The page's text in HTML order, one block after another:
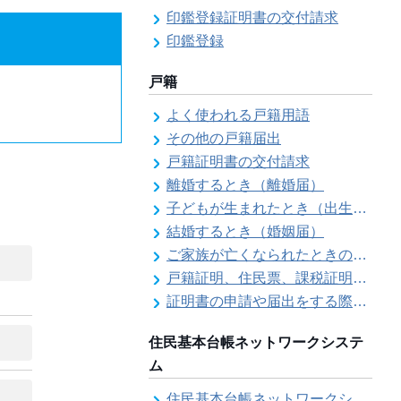
印鑑登録証明書の交付請求
印鑑登録
戸籍
よく使われる戸籍用語
その他の戸籍届出
戸籍証明書の交付請求
離婚するとき（離婚届）
子どもが生まれたとき（出生届）
結婚するとき（婚姻届）
ご家族が亡くなられたときの各種手続きのご案内（死亡届）
戸籍証明、住民票、課税証明書等の証明書を郵送で請求する際の本人確認
証明書の申請や届出をする際の本人確認
住民基本台帳ネットワークシステ
ム